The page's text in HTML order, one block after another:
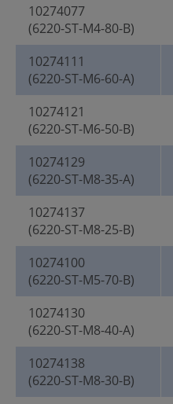
10274077
(6220-ST-M4-80-B)
10274111
(6220-ST-M6-60-A)
10274121
(6220-ST-M6-50-B)
10274129
(6220-ST-M8-35-A)
10274137
(6220-ST-M8-25-B)
10274100
(6220-ST-M5-70-B)
10274130
(6220-ST-M8-40-A)
10274138
(6220-ST-M8-30-B)